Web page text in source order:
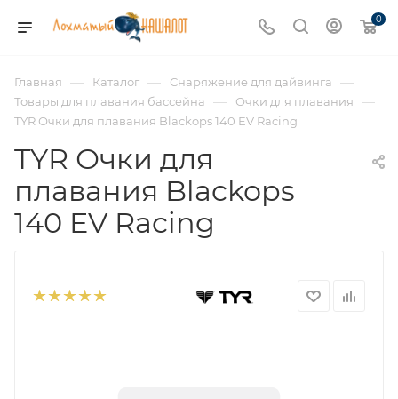
0
Главная — Каталог — Снаряжение для дайвинга —
Товары для плавания бассейна — Очки для плавания —
TYR Очки для плавания Blackops 140 EV Racing
TYR Очки для
плавания Blackops
140 EV Racing